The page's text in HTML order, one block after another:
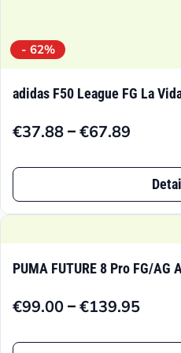
- 62%
adidas F50 League FG La
€37.88–€67.89
Preisspanne:
€67.89
Dieses
Produkt
auf.
Die
PUMA FUTURE 8 Pro FG/AG
€99.00–€139.95
Preisspanne:
Dieses